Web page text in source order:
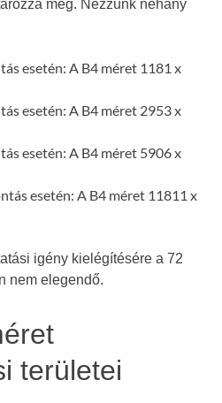
meg. Nézzünk néhány
esetén: A B4 méret 1181 x
esetén: A B4 méret 2953 x
esetén: A B4 méret 5906 x
esetén: A B4 méret 11811 x
igény kielégítésére a 72
nem elegendő.
területei